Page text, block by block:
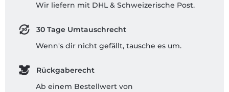
Wir liefern mit DHL & Schweizerische Post.
30 Tage Umtauschrecht
Wenn's dir nicht gefällt, tausche es um.
Rückgaberecht
Ab einem Bestellwert von